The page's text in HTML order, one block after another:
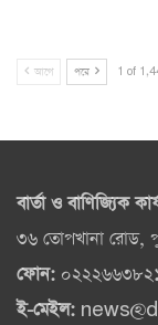
আগে পরে 1 of
বার্তা ও বাণিজ্যিক
৩৬ তোপখানা রোড,
ফোন:
ই-মেইল: